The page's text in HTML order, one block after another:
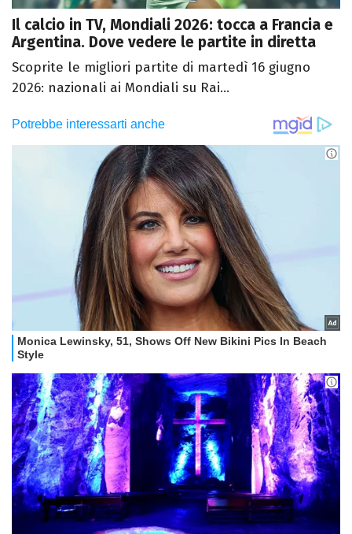
Il calcio in TV, Mondiali 2026: tocca a Francia e
Argentina. Dove vedere le partite in diretta
Scoprite le migliori partite di martedì 16 giugno
2026: nazionali ai Mondiali su Rai...